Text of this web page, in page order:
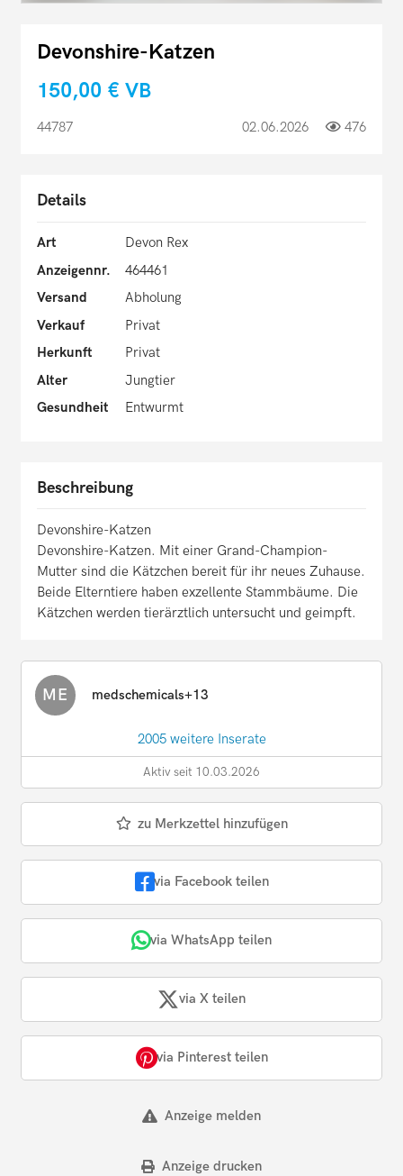
Devonshire-Katzen
150,00 € VB
44787 02.06.2026 476
Details
Art
Devon Rex
Anzeigennr.
464461
Versand
Abholung
Verkauf
Privat
Herkunft
Privat
Alter
Jungtier
Gesundheit
Entwurmt
Beschreibung
Devonshire-Katzen
Devonshire-Katzen. Mit einer Grand-Champion-
Mutter sind die Kätzchen bereit für ihr neues Zuhause.
Beide Elterntiere haben exzellente Stammbäume. Die
Kätzchen werden tierärztlich untersucht und geimpft.
ME medschemicals+13
2005 weitere Inserate
Aktiv seit 10.03.2026
zu Merkzettel hinzufügen
via Facebook teilen
via WhatsApp teilen
via X teilen
via Pinterest teilen
Anzeige melden
Anzeige drucken